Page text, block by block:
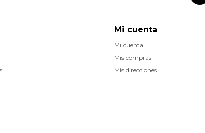
Mi cuenta
Mi cuenta
Mis compras
Mis direcciones